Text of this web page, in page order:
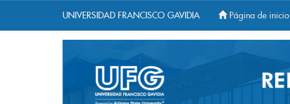
UNIVERSIDAD FRANCISCO GAVIDIA Página de inicio